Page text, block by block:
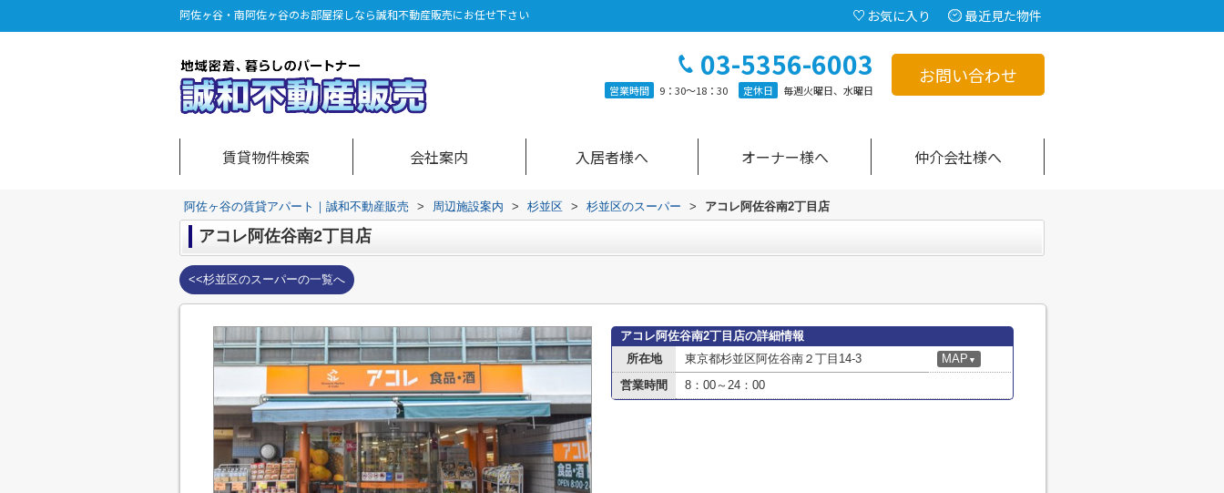
阿佐ヶ谷・南阿佐ヶ谷のお部屋探しなら誠和不動産販売にお任せ下さい お気に入り 最近見た物件
03-5356-6003
営業時間 9：30～18：30 定休日 毎週火曜日、水曜日
お問い合わせ
賃貸物件検索 会社案内 入居者様へ オーナー様へ 仲介会社様へ
阿佐ヶ谷の賃貸アパート｜誠和不動産販売 > 周辺施設案内 > 杉並区 > 杉並区のスーパー > アコレ阿佐谷南2丁目店
アコレ阿佐谷南2丁目店
<<杉並区のスーパーの一覧へ
アコレ阿佐谷南2丁目店の詳細情報
所在地
東京都杉並区阿佐谷南２丁目14-3 MAP ▼
営業時間 8：00～24：00